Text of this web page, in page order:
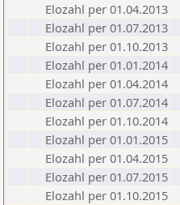
Elozahl per 01.04.2013
Elozahl per 01.07.2013
Elozahl per 01.10.2013
Elozahl per 01.01.2014
Elozahl per 01.04.2014
Elozahl per 01.07.2014
Elozahl per 01.10.2014
Elozahl per 01.01.2015
Elozahl per 01.04.2015
Elozahl per 01.07.2015
Elozahl per 01.10.2015